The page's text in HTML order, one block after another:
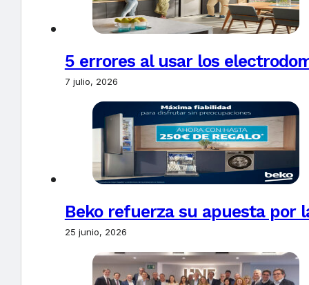
5 errores al usar los
7 julio, 2026
Beko refuerza su apuesta por
25 junio, 2026